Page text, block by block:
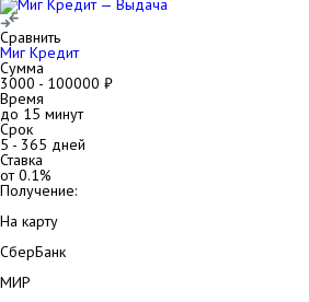
Сравнить
Миг Кредит
Сумма
3000 - 100000 ₽
Время
до 15 минут
Срок
5- 365 дней
Ставка
от0.1%
Получение:
На карту
СберБанк
МИР